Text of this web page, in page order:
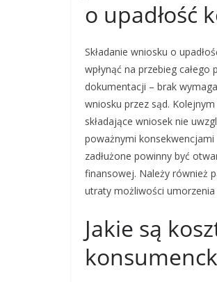
o upadłość
Składanie wniosku o
wpłynąć na przebieg
dokumentacji – brak
wniosku przez sąd.
składające wniosek nie
poważnymi
zadłużone powinny być
finansowej. Należy również
utraty możliwości umorzenia
Jakie są